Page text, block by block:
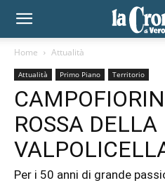
Home Attualità
Attualità Primo Piano Territorio
ROSSA DELLA
Per i 50 anni di grande